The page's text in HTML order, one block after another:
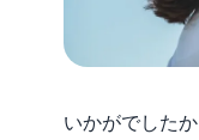
いかがでした